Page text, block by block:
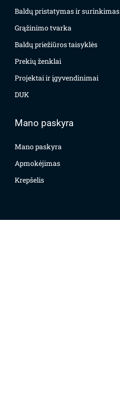
Baldų pristatymas ir surinkimas
Grąžinimo tvarka
Baldų priežiūros taisyklės
Prekių ženklai
Projektai ir įgyvendinimai
DUK
Mano paskyra
Mano paskyra
Apmokėjimas
Krepšelis